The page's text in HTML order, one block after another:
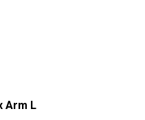
Arm L